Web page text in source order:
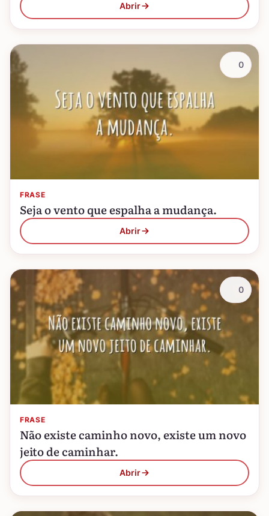
Abrir
FRASE
Seja o vento que espalha a mudança.
Abrir
0
FRASE
Não existe caminho novo, existe um novo
jeito de caminhar.
Abrir
0